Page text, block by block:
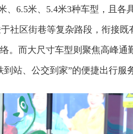
、6.5米、5.4米3种车型，且各
社区街巷等复杂路段，衔接既
而大尺寸车型则聚焦高峰通
站、公交到家”的便捷出行服务
欢迎试用！中